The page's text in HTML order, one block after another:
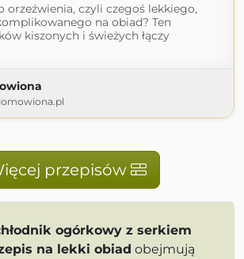
orzeźwienia, czyli czegoś lekkiego,
na obiad? Ten
kiszonych i świeżych łączy
przepisów
ogórkowy z serkiem
na lekki obiad obejmują